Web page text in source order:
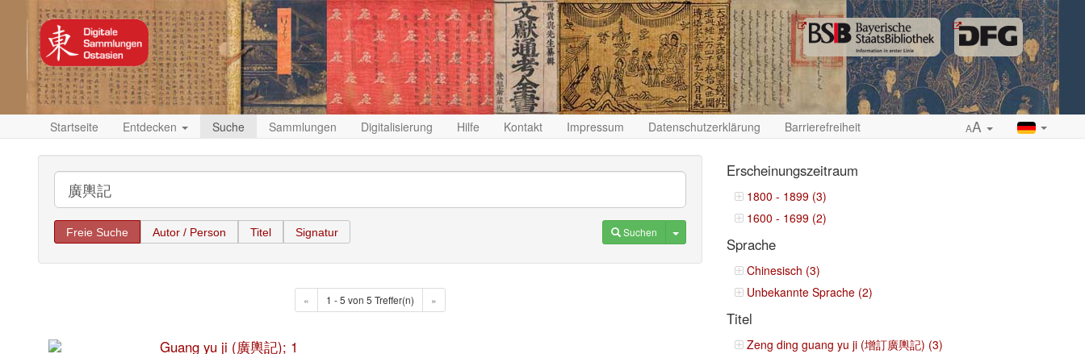
Startseite Entdecken Suche Sammlungen Digitalisierung Hilfe Kontakt Impressum Datenschutzerklärung Barrierefreiheit AA
Freie Suche Autor / Person Titel Signatur Suchen Toggle Dropdown
« 1 - 5 von 5 Treffer(n) »
Guang yu ji (廣輿記); 1
Erscheinungszeitraum
1800 - 1899 (3)
1600 - 1699 (2)
Sprache
Chinesisch (3)
Unbekannte Sprache (2)
Titel
Zeng ding guang yu ji (增訂廣輿記) (3)